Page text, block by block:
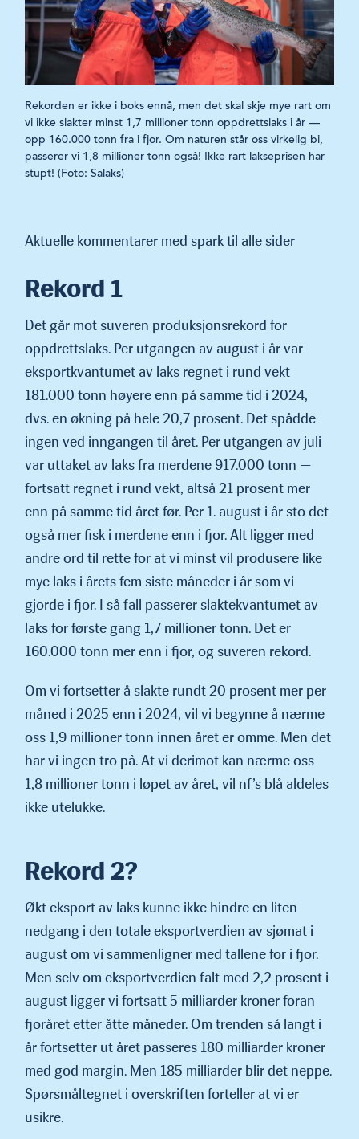
Rekorden er ikke i boks ennå, men det skal skje mye rart om
vi ikke slakter minst 1,7 millioner tonn oppdrettslaks i år —
opp 160.000 tonn fra i fjor. Om naturen står oss virkelig bi,
passerer vi 1,8 millioner tonn også! Ikke rart lakseprisen har
stupt! (Foto: Salaks)
Aktuelle kommentarer med spark til alle sider
Rekord 1
Det går mot suveren produksjonsrekord for
oppdrettslaks. Per utgangen av august i år var
eksportkvantumet av laks regnet i rund vekt
181.000 tonn høyere enn på samme tid i 2024,
dvs. en økning på hele 20,7 prosent. Det spådde
ingen ved inngangen til året. Per utgangen av juli
var uttaket av laks fra merdene 917.000 tonn —
fortsatt regnet i rund vekt, altså 21 prosent mer
enn på samme tid året før. Per 1. august i år sto det
også mer fisk i merdene enn i fjor. Alt ligger med
andre ord til rette for at vi minst vil produsere like
mye laks i årets fem siste måneder i år som vi
gjorde i fjor. I så fall passerer slaktekvantumet av
laks for første gang 1,7 millioner tonn. Det er
160.000 tonn mer enn i fjor, og suveren rekord.
Om vi fortsetter å slakte rundt 20 prosent mer per
måned i 2025 enn i 2024, vil vi begynne å nærme
oss 1,9 millioner tonn innen året er omme. Men det
har vi ingen tro på. At vi derimot kan nærme oss
1,8 millioner tonn i løpet av året, vil nf’s blå aldeles
ikke utelukke.
Rekord 2?
Økt eksport av laks kunne ikke hindre en liten
nedgang i den totale eksportverdien av sjømat i
august om vi sammenligner med tallene for i fjor.
Men selv om eksportverdien falt med 2,2 prosent i
august ligger vi fortsatt 5 milliarder kroner foran
fjoråret etter åtte måneder. Om trenden så langt i
år fortsetter ut året passeres 180 milliarder kroner
med god margin. Men 185 milliarder blir det neppe.
Spørsmåltegnet i overskriften forteller at vi er
usikre.